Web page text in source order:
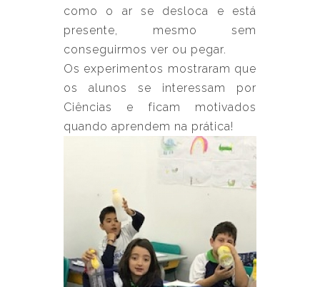
como o ar se desloca e está
presente, mesmo sem
conseguirmos ver ou pegar.
Os experimentos mostraram que
os alunos se interessam por
Ciências e ficam motivados
quando aprendem na prática!